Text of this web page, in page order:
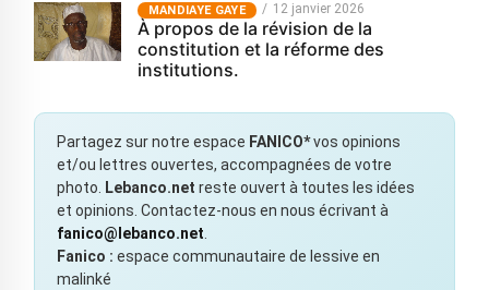
MANDIAYE GAYE 12 janvier 2026
À propos de la révision de la
constitution et la réforme des
institutions.
Partagez sur notre espace FANICO*vos opinions
et/ou lettres ouvertes, accompagnées de votre
photo.
Lebanco.net reste ouvert à toutes les idées
et opinions. Contactez-nous en nous écrivant à
fanico@lebanco.net
Fanico : espace communautaire de lessive en
malinké